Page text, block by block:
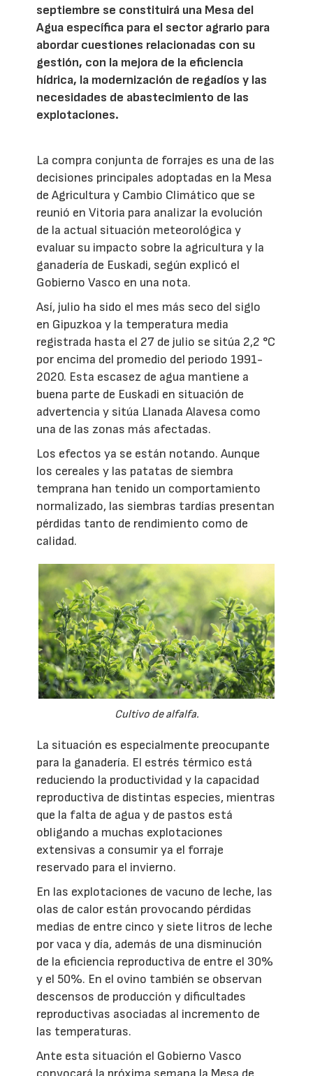
septiembre se constituirá una Mesa del
Agua específica para el sector agrario para
abordar cuestiones relacionadas con su
gestión, con la mejora de la eficiencia
hídrica, la modernización de regadíos y las
necesidades de abastecimiento de las
explotaciones.
La compra conjunta de forrajes es una de las
decisiones principales adoptadas en la Mesa
de Agricultura y Cambio Climático que se
reunió en Vitoria para analizar la evolución
de la actual situación meteorológica y
evaluar su impacto sobre la agricultura y la
ganadería de Euskadi, según explicó el
Gobierno Vasco en una nota.
Así, julio ha sido el mes más seco del siglo
en Gipuzkoa y la temperatura media
registrada hasta el 27 de julio se sitúa 2,2 °C
por encima del promedio del periodo 1991-
2020. Esta escasez de agua mantiene a
buena parte de Euskadi en situación de
advertencia y sitúa Llanada Alavesa como
una de las zonas más afectadas.
Los efectos ya se están notando. Aunque
los cereales y las patatas de siembra
temprana han tenido un comportamiento
normalizado, las siembras tardías presentan
pérdidas tanto de rendimiento como de
calidad.
Cultivo de alfalfa.
La situación es especialmente preocupante
para la ganadería. El estrés térmico está
reduciendo la productividad y la capacidad
reproductiva de distintas especies, mientras
que la falta de agua y de pastos está
obligando a muchas explotaciones
extensivas a consumir ya el forraje
reservado para el invierno.
En las explotaciones de vacuno de leche, las
olas de calor están provocando pérdidas
medias de entre cinco y siete litros de leche
por vaca y día, además de una disminución
de la eficiencia reproductiva de entre el 30%
y el 50%. En el ovino también se observan
descensos de producción y dificultades
reproductivas asociadas al incremento de
las temperaturas.
Ante esta situación el Gobierno Vasco